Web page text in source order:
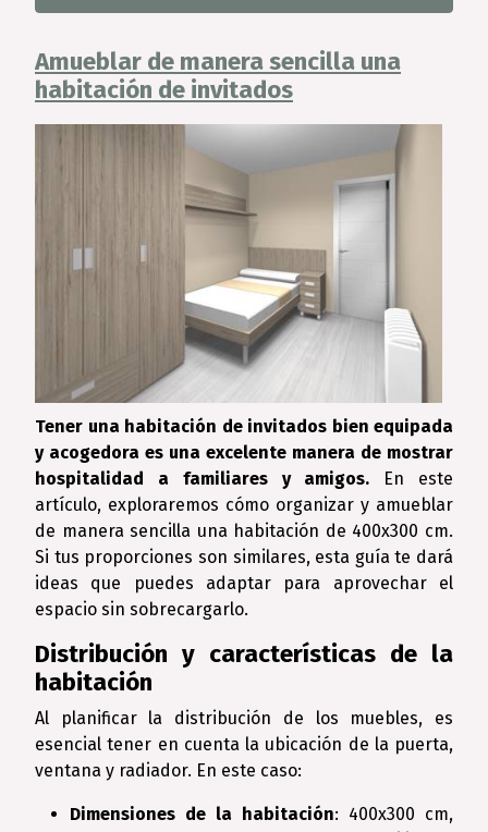
Amueblar de manera sencilla una
habitación de invitados
Tener una habitación de invitados bien equipada
y acogedora es una excelente manera de mostrar
hospitalidad a familiares y amigos. En este
artículo, exploraremos cómo organizar y amueblar
de manera sencilla una habitación de 400x300 cm.
Si tus proporciones son similares, esta guía te dará
ideas que puedes adaptar para aprovechar el
espacio sin sobrecargarlo.
Distribución y características de la
habitación
Al planificar la distribución de los muebles, es
esencial tener en cuenta la ubicación de la puerta,
ventana y radiador. En este caso:
Dimensiones de la habitación: 400x300 cm,